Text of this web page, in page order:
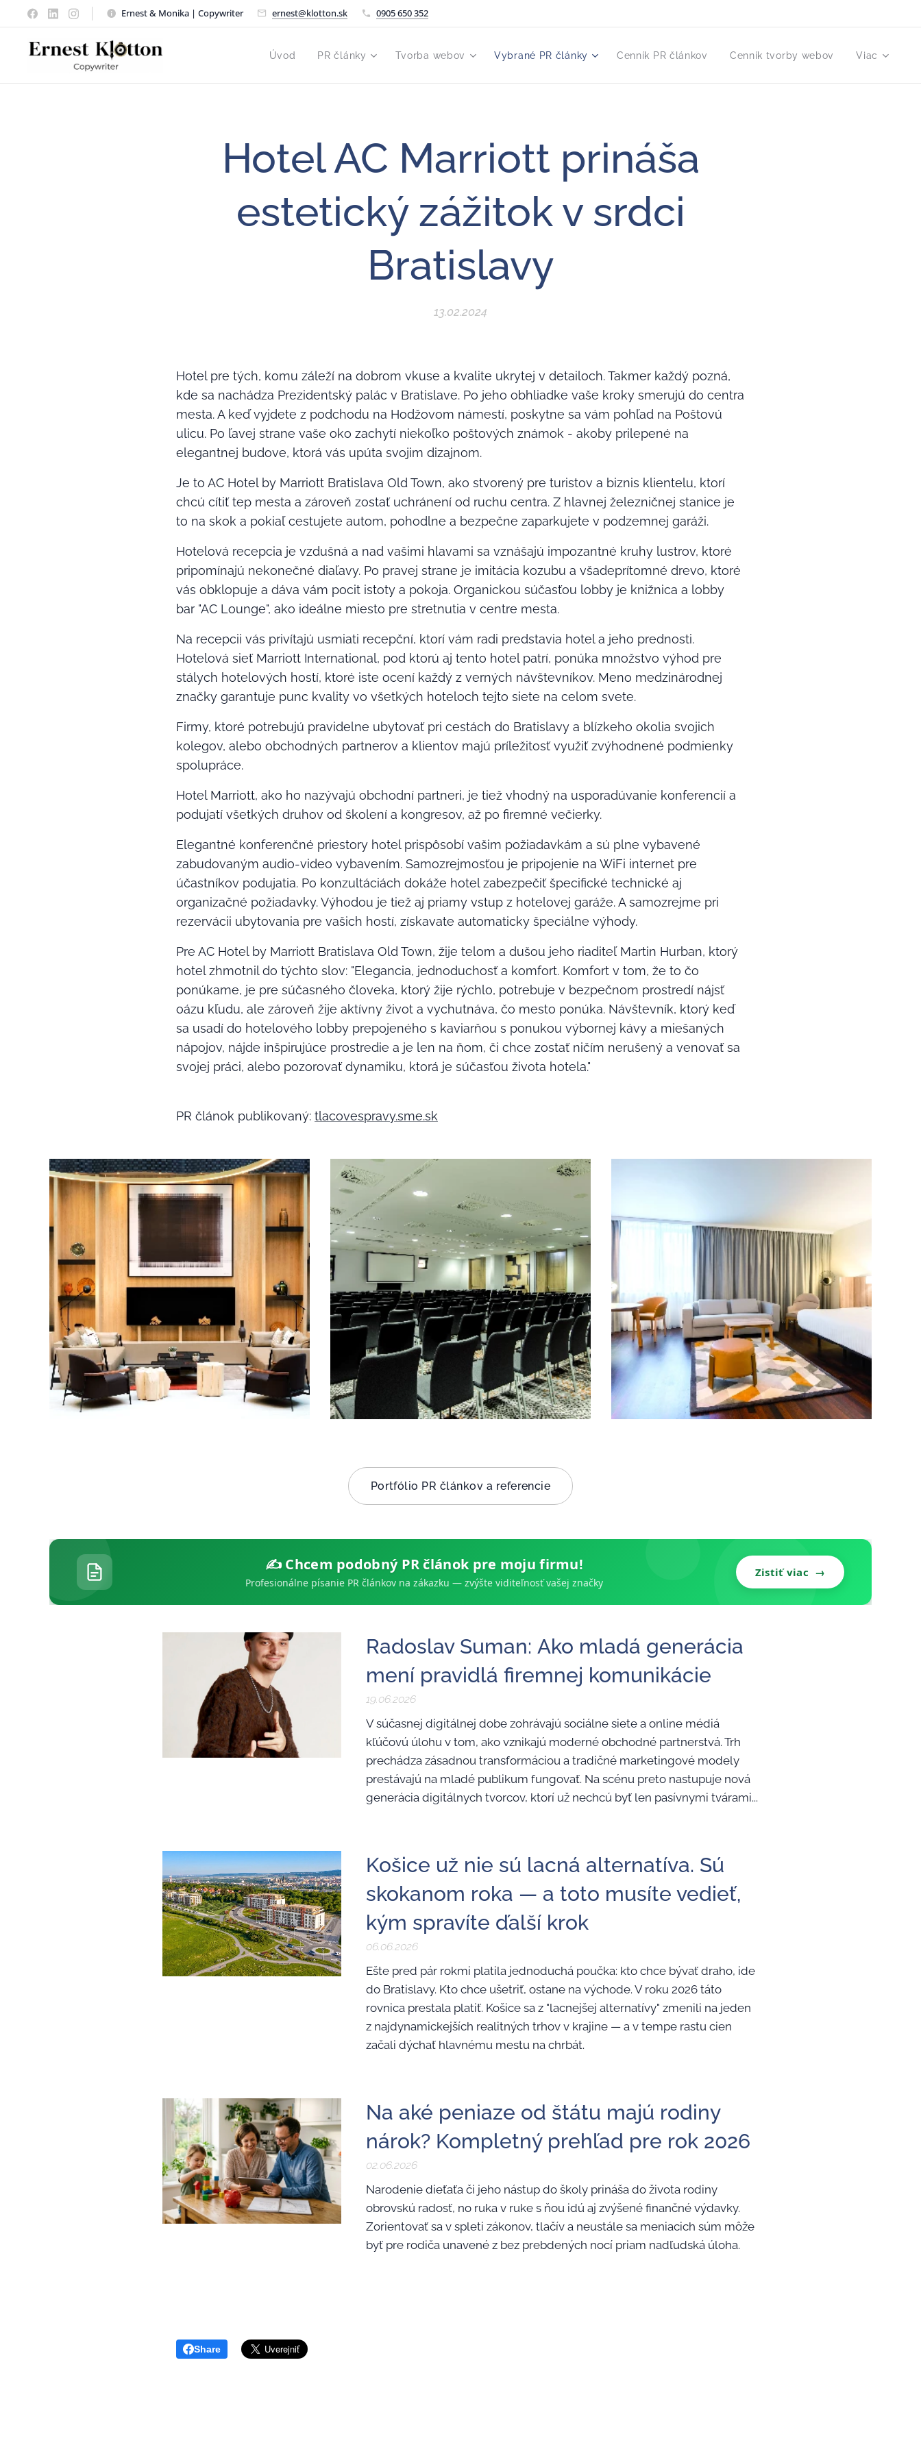
Ernest & Monika | Copywriter ernest@klotton.sk 0905 650 352
Úvod PR články Tvorba webov Vybrané PR články Cenník PR článkov Cenník tvorby webov Viac
Hotel AC Marriott prináša
estetický zážitok v srdci
Bratislavy
13.02.2024
Hotel pre tých, komu záleží na dobrom vkuse a kvalite ukrytej v detailoch. Takmer každý pozná,
kde sa nachádza Prezidentský palác v Bratislave. Po jeho obhliadke vaše kroky smerujú do centra
mesta. A keď vyjdete z podchodu na Hodžovom námestí, poskytne sa vám pohľad na Poštovú
ulicu. Po ľavej strane vaše oko zachytí niekoľko poštových známok - akoby prilepené na
elegantnej budove, ktorá vás upúta svojim dizajnom.
Je to AC Hotel by Marriott Bratislava Old Town, ako stvorený pre turistov a biznis klientelu, ktorí
chcú cítiť tep mesta a zároveň zostať uchránení od ruchu centra. Z hlavnej železničnej stanice je
to na skok a pokiaľ cestujete autom, pohodlne a bezpečne zaparkujete v podzemnej garáži.
Hotelová recepcia je vzdušná a nad vašimi hlavami sa vznášajú impozantné kruhy lustrov, ktoré
pripomínajú nekonečné diaľavy. Po pravej strane je imitácia kozubu a všadeprítomné drevo, ktoré
vás obklopuje a dáva vám pocit istoty a pokoja. Organickou súčasťou lobby je knižnica a lobby
bar "AC Lounge", ako ideálne miesto pre stretnutia v centre mesta.
Na recepcii vás privítajú usmiati recepční, ktorí vám radi predstavia hotel a jeho prednosti.
Hotelová sieť Marriott International, pod ktorú aj tento hotel patrí, ponúka množstvo výhod pre
stálych hotelových hostí, ktoré iste ocení každý z verných návštevníkov. Meno medzinárodnej
značky garantuje punc kvality vo všetkých hoteloch tejto siete na celom svete.
Firmy, ktoré potrebujú pravidelne ubytovať pri cestách do Bratislavy a blízkeho okolia svojich
kolegov, alebo obchodných partnerov a klientov majú príležitosť využiť zvýhodnené podmienky
spolupráce.
Hotel Marriott, ako ho nazývajú obchodní partneri, je tiež vhodný na usporadúvanie konferencií a
podujatí všetkých druhov od školení a kongresov, až po firemné večierky.
Elegantné konferenčné priestory hotel prispôsobí vašim požiadavkám a sú plne vybavené
zabudovaným audio-video vybavením. Samozrejmosťou je pripojenie na WiFi internet pre
účastníkov podujatia. Po konzultáciách dokáže hotel zabezpečiť špecifické technické aj
organizačné požiadavky. Výhodou je tiež aj priamy vstup z hotelovej garáže. A samozrejme pri
rezervácii ubytovania pre vašich hostí, získavate automaticky špeciálne výhody.
Pre AC Hotel by Marriott Bratislava Old Town, žije telom a dušou jeho riaditeľ Martin Hurban, ktorý
hotel zhmotnil do týchto slov: "Elegancia, jednoduchosť a komfort. Komfort v tom, že to čo
ponúkame, je pre súčasného človeka, ktorý žije rýchlo, potrebuje v bezpečnom prostredí nájsť
oázu kľudu, ale zároveň žije aktívny život a vychutnáva, čo mesto ponúka. Návštevník, ktorý keď
sa usadí do hotelového lobby prepojeného s kaviarňou s ponukou výbornej kávy a miešaných
nápojov, nájde inšpirujúce prostredie a je len na ňom, či chce zostať ničím nerušený a venovať sa
svojej práci, alebo pozorovať dynamiku, ktorá je súčasťou života hotela."
PR článok publikovaný: tlacovespravy.sme.sk
Portfólio PR článkov a referencie
✍️ Chcem podobný PR článok pre moju firmu!
Profesionálne písanie PR článkov na zákazku — zvýšte viditeľnosť vašej značky
Zistiť viac →
Radoslav Suman: Ako mladá generácia
mení pravidlá firemnej komunikácie
19.06.2026
V súčasnej digitálnej dobe zohrávajú sociálne siete a online médiá
kľúčovú úlohu v tom, ako vznikajú moderné obchodné partnerstvá. Trh
prechádza zásadnou transformáciou a tradičné marketingové modely
prestávajú na mladé publikum fungovať. Na scénu preto nastupuje nová
generácia digitálnych tvorcov, ktorí už nechcú byť len pasívnymi tvárami...
Košice už nie sú lacná alternatíva. Sú
skokanom roka — a toto musíte vedieť,
kým spravíte ďalší krok
06.06.2026
Ešte pred pár rokmi platila jednoduchá poučka: kto chce bývať draho, ide
do Bratislavy. Kto chce ušetriť, ostane na východe. V roku 2026 táto
rovnica prestala platiť. Košice sa z "lacnejšej alternatívy" zmenili na jeden
z najdynamickejších realitných trhov v krajine — a v tempe rastu cien
začali dýchať hlavnému mestu na chrbát.
Na aké peniaze od štátu majú rodiny
nárok? Kompletný prehľad pre rok 2026
02.06.2026
Narodenie dieťaťa či jeho nástup do školy prináša do života rodiny
obrovskú radosť, no ruka v ruke s ňou idú aj zvýšené finančné výdavky.
Zorientovať sa v spleti zákonov, tlačív a neustále sa meniacich súm môže
byť pre rodiča unavené z bez prebdených nocí priam nadľudská úloha.
Share